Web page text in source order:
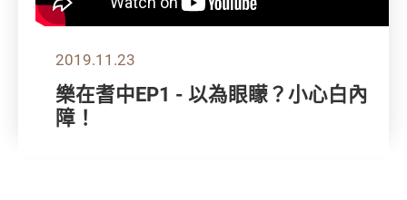
2019.11.23
樂在耆中EP1 - 以為眼矇？小心白內
障！